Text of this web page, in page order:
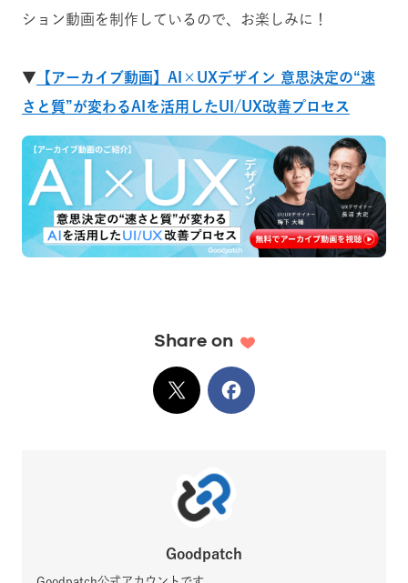
ション動画を制作しているので、お楽しみに！
▼ 【アーカイブ動画】AI×UXデザイン 意思決定の“速
さと質”が変わるAIを活用したUI/UX改善プロセス
Share on
XでシェアFacebook
Goodpatch